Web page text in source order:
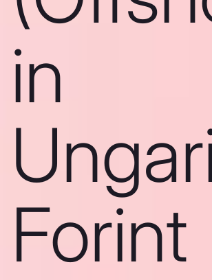
in
Forint